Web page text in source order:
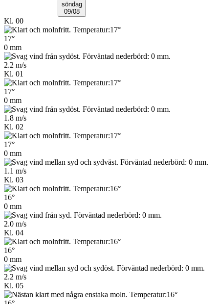
söndag
09/08
Kl. 00
17°
0 mm
2.2 m/s
Kl. 01
17°
0 mm
1.8 m/s
Kl. 02
17°
0 mm
1.1 m/s
Kl. 03
16°
0 mm
2.0 m/s
Kl. 04
16°
0 mm
2.2 m/s
Kl. 05